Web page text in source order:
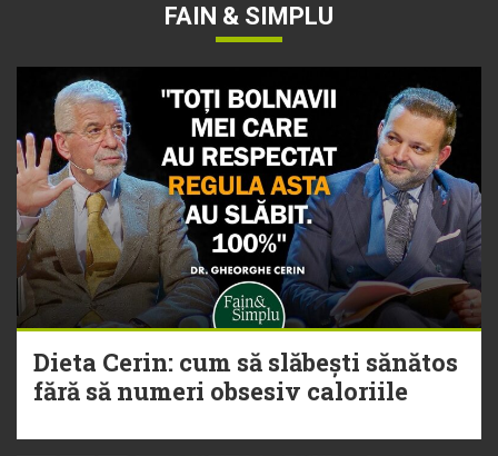
FAIN & SIMPLU
Dieta Cerin: cum să slăbești sănătos
fără să numeri obsesiv caloriile